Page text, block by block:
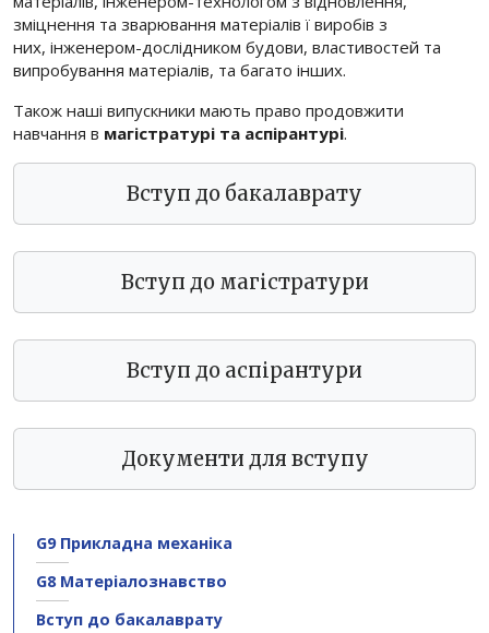
зміцнення та зварювання матеріалів ї виробів з
них, інженером-дослідником будови, властивостей та
випробування матеріалів, та багато інших.
Також наші випускники мають право продовжити
навчання в магістратурі та аспірантурі.
Вступ до бакалаврату
Вступ до магістратури
Вступ до аспірантури
Документи для вступу
G9 Прикладна механіка
G8 Матеріалознавство
Вступ до бакалаврату